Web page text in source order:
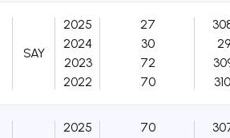
SAY
2025
2024
2023
2022
27
30
72
70
2025
70